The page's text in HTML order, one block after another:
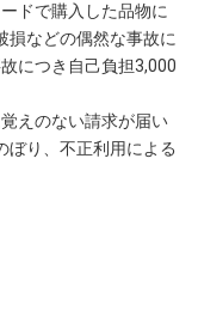
ドで購入した品物に
損などの偶然な事故に
につき自己負担3,000
えのない請求が届い
ぼり、不正利用による